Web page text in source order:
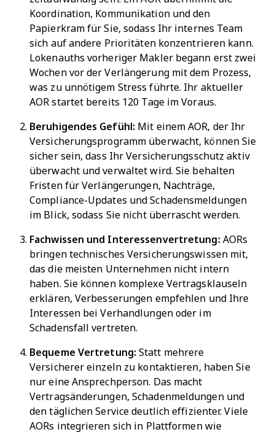
Koordination, Kommunikation und den
Papierkram für Sie, sodass Ihr internes Team
sich auf andere Prioritäten konzentrieren kann.
Lokenauths vorheriger Makler begann erst zwei
Wochen vor der Verlängerung mit dem Prozess,
was zu unnötigem Stress führte. Ihr aktueller
AOR startet bereits 120 Tage im Voraus.
Beruhigendes Gefühl: Mit einem AOR, der Ihr
Versicherungsprogramm überwacht, können Sie
sicher sein, dass Ihr Versicherungsschutz aktiv
überwacht und verwaltet wird. Sie behalten
Fristen für Verlängerungen, Nachträge,
Compliance-Updates und Schadensmeldungen
im Blick, sodass Sie nicht überrascht werden.
Fachwissen und Interessenvertretung: AORs
bringen technisches Versicherungswissen mit,
das die meisten Unternehmen nicht intern
haben. Sie können komplexe Vertragsklauseln
erklären, Verbesserungen empfehlen und Ihre
Interessen bei Verhandlungen oder im
Schadensfall vertreten.
Bequeme Vertretung: Statt mehrere
Versicherer einzeln zu kontaktieren, haben Sie
nur eine Ansprechperson. Das macht
Vertragsänderungen, Schadenmeldungen und
den täglichen Service deutlich effizienter. Viele
AORs integrieren sich in Plattformen wie